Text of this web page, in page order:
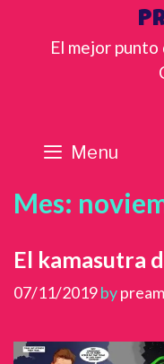
content
El mejor
Menu
Mes:
El kamasutra
07/11/2019by